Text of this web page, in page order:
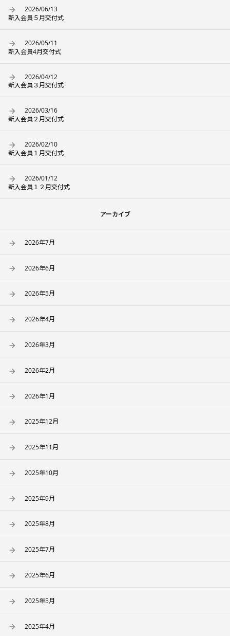
2026/06/13
新入会員５月交付式
2026/05/11
新入会員4月交付式
2026/04/12
新入会員３月交付式
2026/03/16
新入会員２月交付式
2026/02/10
新入会員１月交付式
2026/01/12
新入会員１２月交付式
アーカイブ
2026年7月
2026年6月
2026年5月
2026年4月
2026年3月
2026年2月
2026年1月
2025年12月
2025年11月
2025年10月
2025年9月
2025年8月
2025年7月
2025年6月
2025年5月
2025年4月